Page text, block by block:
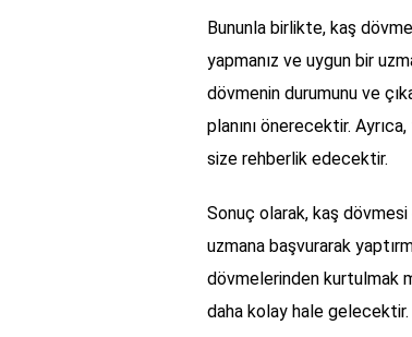
Bununla birlikte, kaş
yapmanız ve uygun bir
dövmenin durumunu ve
planını önerecektir.
size rehberlik edecektir.
Sonuç olarak, kaş
uzmana başvurarak
dövmelerinden kurtulmak
daha kolay hale gelecektir.